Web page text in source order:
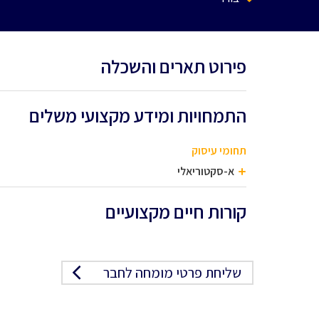
פירוט תארים והשכלה
התמחויות ומידע מקצועי משלים
תחומי עיסוק
א-סקטוריאלי
קורות חיים מקצועיים
שליחת פרטי מומחה לחבר